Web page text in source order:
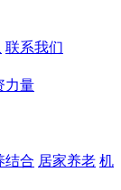
联系我们
力量
结合 居家养老 机